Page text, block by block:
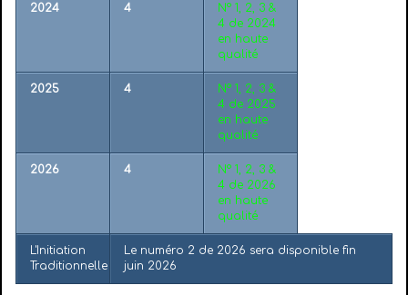
L'Initiation
Traditionnelle
Le numéro 2 de 2026 sera disponible fin
juin 2026
2024 4
N° 1, 2, 3 &
4 de 2024
en haute
qualité
2025 4
N° 1, 2, 3 &
4 de 2025
en haute
qualité
2026 4
N° 1, 2, 3 &
4 de 2026
en haute
qualité